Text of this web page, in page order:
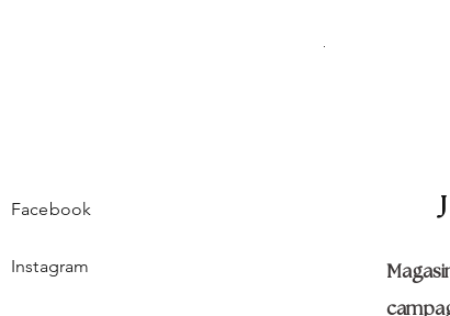
Prix original
190,00 €
Facebook
Instagram